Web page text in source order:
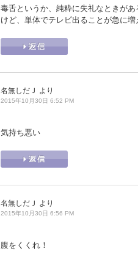
毒舌というか、純粋に失礼なときが
けど、単体でテレビ出ることが急に
名無しだＪ より
2015年10月30日 6:52 PM
気持ち悪い
名無しだＪ より
2015年10月30日 6:56 PM
腹をくくれ！